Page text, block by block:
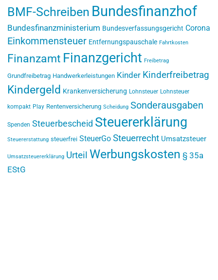
BMF-Schreiben Bundesfinanzhof
Bundesfinanzministerium Bundesverfassungsgericht Corona
Einkommensteuer Entfernungspauschale Fahrtkosten
Finanzamt Finanzgericht Freibetrag
Grundfreibetrag Handwerkerleistungen Kinder Kinderfreibetrag
Kindergeld Krankenversicherung Lohnsteuer Lohnsteuer
kompakt Play Rentenversicherung Scheidung Sonderausgaben
Spenden Steuerbescheid Steuererklärung
Steuererstattung steuerfrei SteuerGo Steuerrecht Umsatzsteuer
Umsatzsteuererklärung Urteil Werbungskosten § 35a
EStG